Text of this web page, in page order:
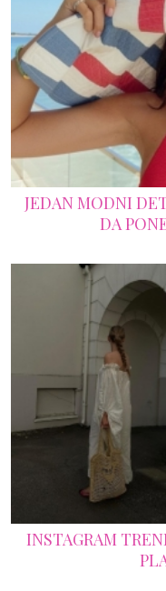
JEDAN MODNI
DA
INSTAGRAM